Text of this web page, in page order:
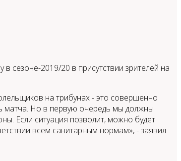
сезоне-2019/20 в присутствии зрителей на
на трибунах - это совершенно
матча. Но в первую очередь мы должны
Если ситуация позволит, можно будет
всем санитарным нормам», - заявил